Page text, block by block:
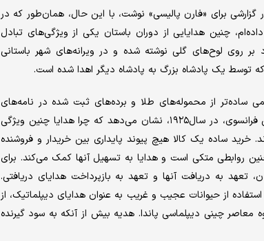
گزارشی برای «فارن پالیسی» نوشت، با این حال، همان‌طور که در
چنین هدایایی از دوران باستان یکی از ویژگی‌های تبادل
بر روی لوح‌های گلی نوشته شده و در ویرانه‌های شهر باستانی
توسط یک پادشاه بزرگ به پادشاه دیگر اهدا شده است.
ساده‌تر از محموله‌های طلا و برده‌های ثبت شده در نامه‌های
عمارنه باشند. کتاب «رساله‌ای بر دان»، اثری از «مارسل ماوس»، جامعه‌شناس فرانسوی، در سال۱۹۲۵، نشان می‌دهد که چرا هدایا چنین ویژگی
خرید ساده یک کالا هیچ پیوند پایداری بین خریدار و فروشنده
روابطی متکی است و هدایا به تسهیل آنها کمک می‌کند. برای
تعهد به دریافت آنها و تعهد به بازپرداخت هدایای دریافتی.
از حیوانات عجیب و غریب به عنوان هدایای دیپلماتیک، از
تا شیوه معاصر چینی دیپلماسی پاندا. هدیه بیش از آنکه به سود گیرنده